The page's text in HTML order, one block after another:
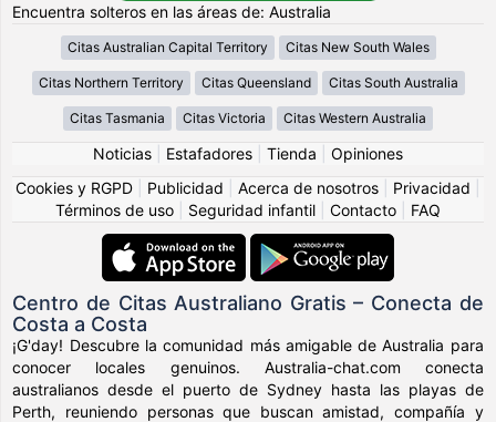
Encuentra solteros en las áreas de: Australia
Citas Australian Capital Territory Citas New South Wales
Citas Northern Territory Citas Queensland Citas South Australia
Citas Tasmania Citas Victoria Citas Western Australia
Noticias Estafadores Tienda
Opiniones
Cookies y RGPD
Publicidad Acerca de nosotros Privacidad
Términos de uso
Seguridad infantil Contacto FAQ
Centro de Citas Australiano Gratis – Conecta de
Costa a Costa
¡G'day! Descubre la comunidad más amigable de Australia para
conocer locales genuinos. Australia-chat.com conecta
australianos desde el puerto de Sydney hasta las playas de
Perth, reuniendo personas que buscan amistad, compañía y